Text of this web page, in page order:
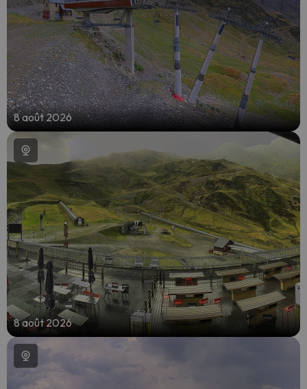
8 août 2026
8 août 2026